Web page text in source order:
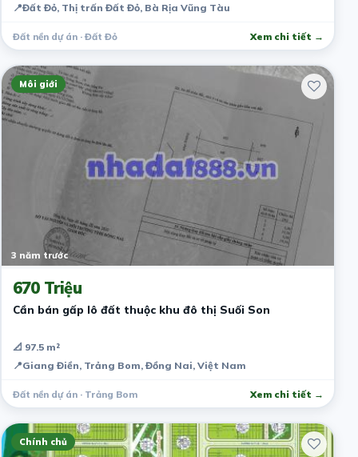
📍Đất Đỏ, Thị trấn Đất Đỏ, Bà Rịa Vũng Tàu
Đất nền dự án · Đất Đỏ Xem chi tiết →
Môi giới
3 năm trước
670 Triệu
Cần bán gấp lô đất thuộc khu đô thị Suối Son
📐 97.5 m²
📍Giang Điền, Trảng Bom, Đồng Nai, Việt Nam
Đất nền dự án · Trảng Bom Xem chi tiết →
Chính chủ